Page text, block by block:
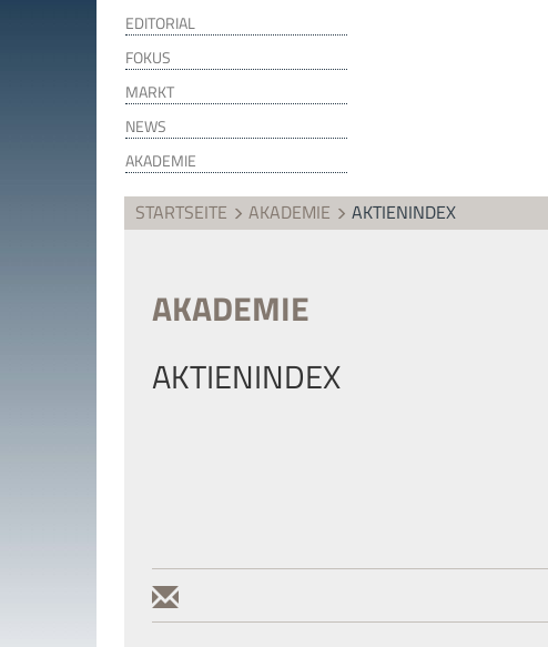
EDITORIAL
FOKUS
MARKT
NEWS
AKADEMIE
STARTSEITE AKADEMIE AKTIENINDEX
AKADEMIE
AKTIENINDEX